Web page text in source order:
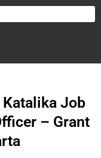
Job
– Grant